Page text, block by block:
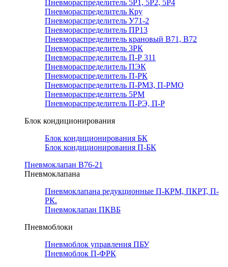
Пневмораспределитель 5Р1, 5Р2, 5Р4
Пневмораспределитель Кру
Пневмораспределитель У71-2
Пневмораспределитель ПР13
Пневмораспределитель крановый В71, В72
Пневмораспределитель 3РК
Пневмораспределитель П-Р 311
Пневмораспределитель ПЭК
Пневмораспределитель П-РК
Пневмораспределитель П-РМЗ, П-РМО
Пневмораспределитель 5РМ
Пневмораспределитель П-РЭ, П-Р
Блок кондиционирования
Блок кондиционирования БК
Блок кондиционирования П-БК
Пневмоклапан В76-21
Пневмоклапана
Пневмоклапана редукционные П-КРМ, ПКРТ, П-
РК.
Пневмоклапан ПКВБ
Пневмоблоки
Пневмоблок управления ПБУ
Пневмоблок П-ФРК